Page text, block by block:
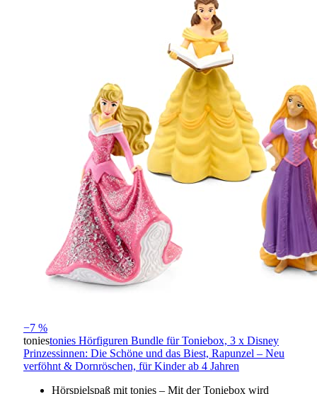
−7 %
toniestonies Hörfiguren Bundle für Toniebox, 3 x Disney
Prinzessinnen: Die Schöne und das Biest, Rapunzel – Neu
verföhnt & Dornröschen, für Kinder ab 4 Jahren
Hörspielspaß mit tonies – Mit der Toniebox wird